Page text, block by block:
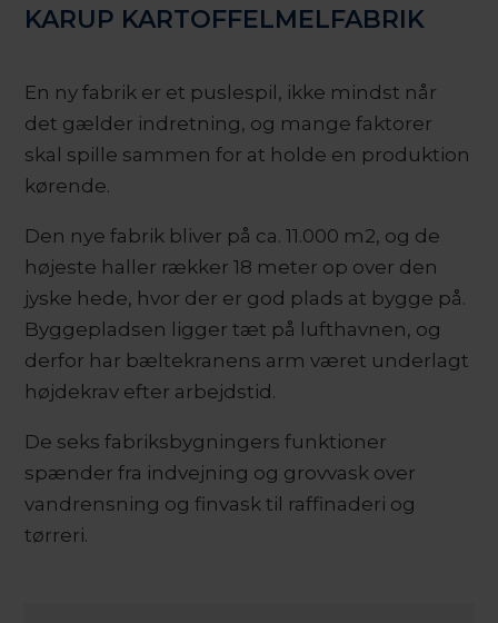
KARUP KARTOFFELMELFABRIK
En ny fabrik er et puslespil, ikke mindst når
det gælder indretning, og mange faktorer
skal spille sammen for at holde en produktion
kørende.
Den nye fabrik bliver på ca. 11.000 m2, og de
højeste haller rækker 18 meter op over den
jyske hede, hvor der er god plads at bygge på.
Byggepladsen ligger tæt på lufthavnen, og
derfor har bæltekranens arm været underlagt
højdekrav efter arbejdstid.
De seks fabriksbygningers funktioner
spænder fra indvejning og grovvask over
vandrensning og finvask til raffinaderi og
tørreri.